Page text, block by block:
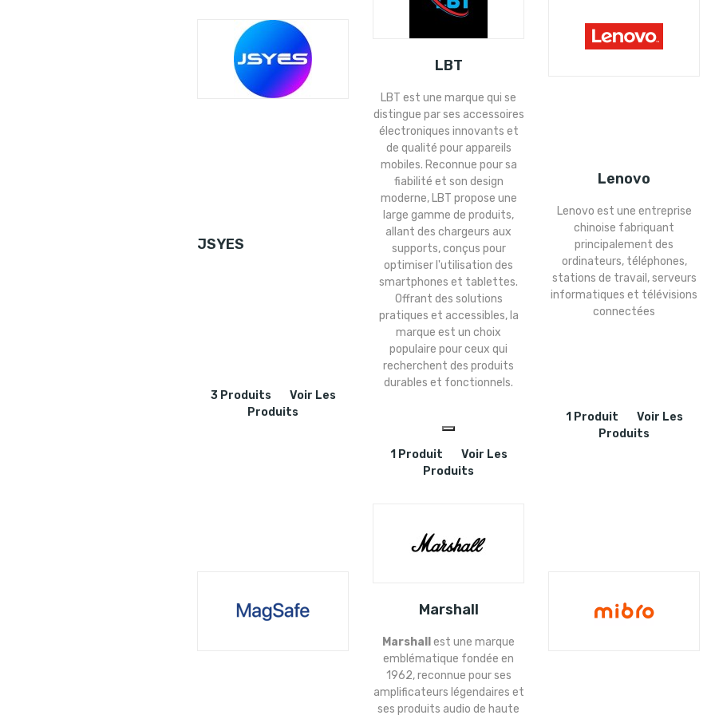
JSYES
3 Produits
Voir Les
Produits
LBT
LBT est une marque qui se
distingue par ses accessoires
électroniques innovants et
de qualité pour appareils
mobiles. Reconnue pour sa
fiabilité et son design
moderne, LBT propose une
large gamme de produits,
allant des chargeurs aux
supports, conçus pour
optimiser l'utilisation des
smartphones et tablettes.
Offrant des solutions
pratiques et accessibles, la
marque est un choix
populaire pour ceux qui
recherchent des produits
durables et fonctionnels.
1 Produit
Voir Les
Produits
Lenovo
Lenovo est une entreprise
chinoise fabriquant
principalement des
ordinateurs, téléphones,
stations de travail, serveurs
informatiques et télévisions
connectées
1 Produit
Voir Les
Produits
Marshall
Marshall
est une marque
emblématique fondée en
1962, reconnue pour ses
amplificateurs légendaires et
ses produits audio de haute